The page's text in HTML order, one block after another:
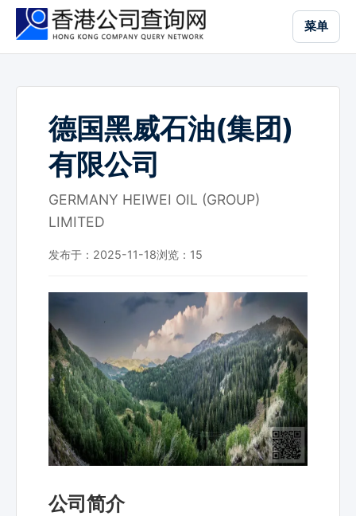
菜单
德国黑威石油(集团)
有限公司
GERMANY HEIWEI OIL (GROUP)
LIMITED
发布于：2025-11-18浏览： 15
公司简介